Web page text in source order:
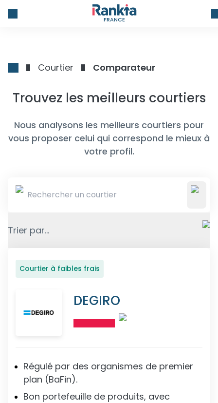
FRANCE
Courtier Comparateur
Trouvez les meilleurs courtiers
Nous analysons les meilleurs courtiers pour
vous proposer celui qui correspond le mieux à
votre profil.
Trier par...
Courtier à faibles frais
DEGIRO
Régulé par des organismes de premier
plan (BaFin).
Bon portefeuille de produits, avec